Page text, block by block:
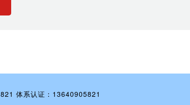
体系认证：13640905821